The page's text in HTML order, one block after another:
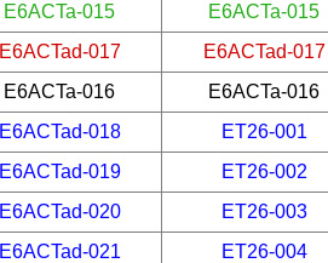
E6ACTa-015
E6ACTa-015
E6ACTad-017
E6ACTad-017
E6ACTa-016
E6ACTa-016
E6ACTad-018
ET26-001
E6ACTad-019
ET26-002
E6ACTad-020
ET26-003
E6ACTad-021
ET26-004